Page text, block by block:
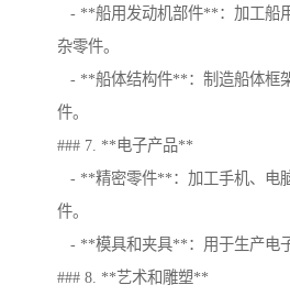
- **船用发动机部件**：加工船
杂零件。
- **船体结构件**：制造船体框
件。
### 7. **电子产品**
- **精密零件**：加工手机、电
件。
- **模具和夹具**：用于生产电
### 8. **艺术和雕塑**